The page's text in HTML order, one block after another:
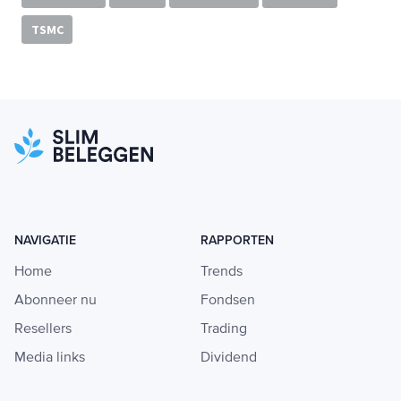
TSMC
NAVIGATIE
Home
Abonneer nu
Resellers
Media links
RAPPORTEN
Trends
Fondsen
Trading
Dividend